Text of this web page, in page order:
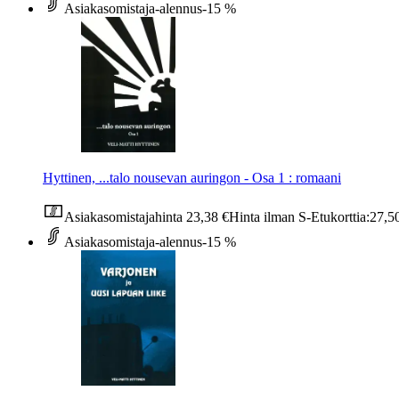
Asiakasomistaja-alennus-15 %
Hyttinen, ...talo nousevan auringon - Osa 1 : romaani
Asiakasomistajahinta 23,38 €Hinta ilman S-Etukorttia:
Asiakasomistaja-alennus-15 %